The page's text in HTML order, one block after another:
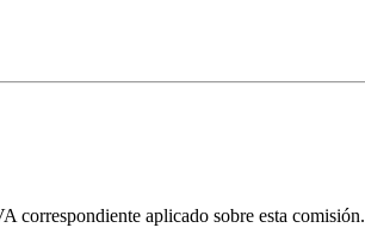
correspondiente aplicado sobre esta comisión.